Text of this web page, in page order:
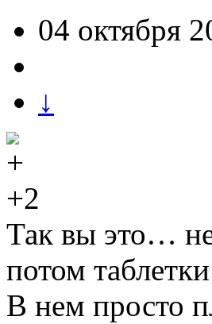
04 октября
↓
+2
Так вы это…
потом
В нем просто